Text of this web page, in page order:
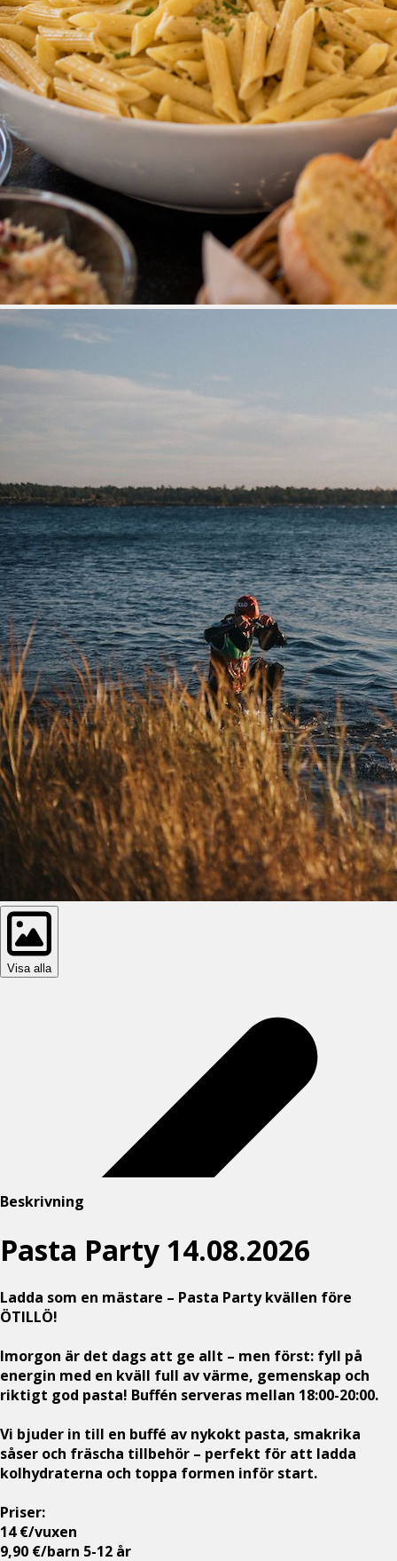
Visa alla
Beskrivning
Pasta Party 14.08.2026
Ladda som en mästare – Pasta Party kvällen före
ÖTILLÖ!
Imorgon är det dags att ge allt – men först: fyll på
energin med en kväll full av värme, gemenskap och
riktigt god pasta! Buffén serveras mellan 18:00-20:00.
Vi bjuder in till en buffé av nykokt pasta, smakrika
såser och fräscha tillbehör – perfekt för att ladda
kolhydraterna och toppa formen inför start.
Priser:
14 €/vuxen
9,90 €/barn 5-12 år